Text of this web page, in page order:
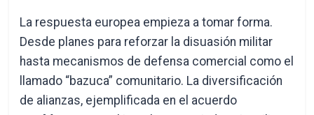
La respuesta europea empieza a tomar forma.
Desde planes para reforzar la disuasión militar
hasta mecanismos de defensa comercial como el
llamado “bazuca” comunitario. La diversificación
de alianzas, ejemplificada en el acuerdo